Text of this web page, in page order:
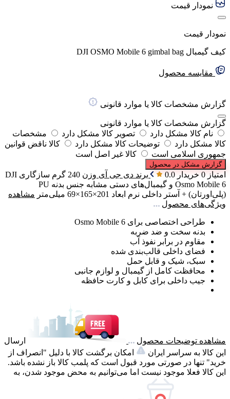
نمودار قیمت
نمودار قیمت
کیف گیمبال DJI OSMO Mobile 6 gimbal bag
مقایسه محصول
گزارش مشخصات کالا یا موارد قانونی
گزارش مشخصات کالا یا موارد قانونی
نام کالا مشکل دارد
تصویر کالا مشکل دارد
مشخصات
کالا مشکل دارد
توضیحات کالا مشکل دارد
کالا ناقض قوانین
جمهوری اسلامی است
کالا غیر اصل است
گزارش مشکل در محصول
امتیاز 0 خریدار 0.0 برند دی جی آی وزن 240 گرم سازگاری DJI
Osmo Mobile 6 و گیمبال‌های دستی مشابه
جنس بدنه PU
(پلی‌اورتان) + آستر داخلی نرم ابعاد 201×165×69 میلی‌متر
مشاهده
ویژگی‌های محصول
طراحی اختصاصی برای Osmo Mobile 6
بدنه سخت و ضد ضربه
مقاوم در برابر نفوذ آب
فضای داخلی قالب‌بندی شده
سبک، شیک و قابل حمل
محافظت کامل از گیمبال و لوازم جانبی
جیب داخلی برای کابل و کارت حافظه
مشاهده توضیحات محصول
ارسال
این کالا به سراسر ایران
امکان برگشت کالا با دلیل "انصراف از
خرید" تنها در صورتی مورد قبول است که پلمب کالا باز نشده باشد.
این کالا فعلا موجود نیست اما می‌توانیم به محض موجود شدن، به